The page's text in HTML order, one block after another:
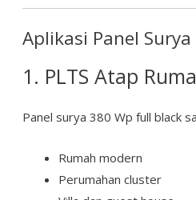
Aplikasi Panel
1. PLTS Atap
Panel surya 380 Wp full black
Rumah modern
Perumahan cluster